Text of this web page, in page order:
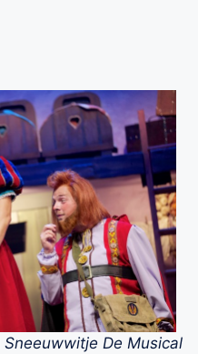
Sneeuwwitje De Musical